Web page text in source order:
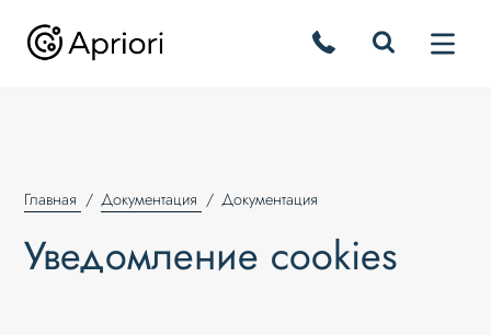
Главная Документация Документация
Уведомление cookies